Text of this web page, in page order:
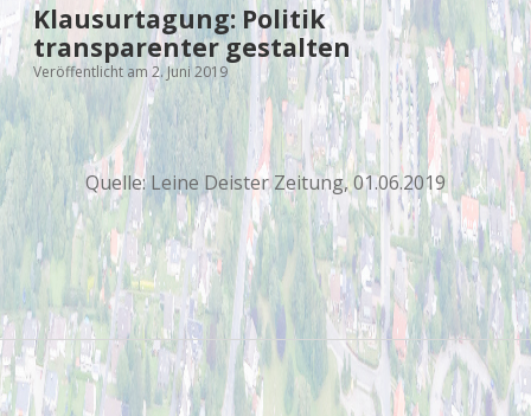
Klausurtagung: Politik
transparenter gestalten
Veröffentlicht am 2. Juni 2019
Quelle: Leine Deister Zeitung, 01.06.2019